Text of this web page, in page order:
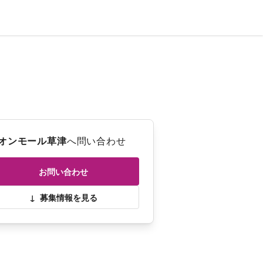
ンモール草津へ問い合わせ
お問い合わせ
↓ 募集情報を見る